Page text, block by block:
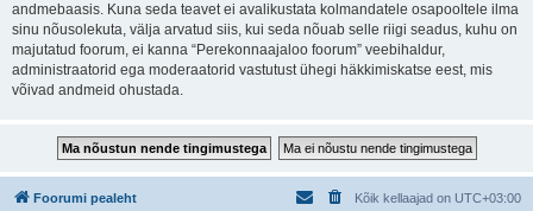
andmebaasis. Kuna seda teavet ei avalikustata kolmandatele osapooltele ilma
sinu nõusolekuta, välja arvatud siis, kui seda nõuab selle riigi seadus, kuhu on
majutatud foorum, ei kanna “Perekonnaajaloo foorum” veebihaldur,
administraatorid ega moderaatorid vastutust ühegi häkkimiskatse eest, mis
võivad andmeid ohustada.
Foorumi pealeht Kõik kellaajad on UTC+03:00